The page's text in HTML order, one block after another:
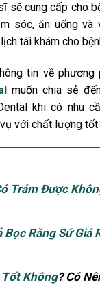
sẽ cung cấp cho
sóc, ăn uống và
tái khám cho
tin về phương
muốn chia sẻ
khi có nhu
với chất lượng tốt
Trám Được
Bọc Răng Sứ Giá
Tốt Không? Có